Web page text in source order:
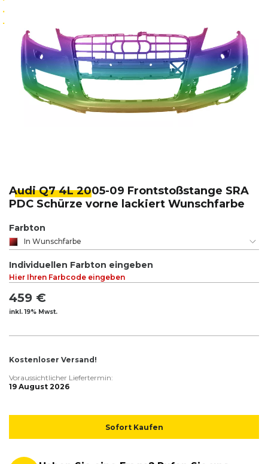
Audi Q7 4L 2005-09 Frontstoßstange SRA
PDC Schürze vorne lackiert Wunschfarbe
Farbton
In Wunschfarbe
Individuellen Farbton eingeben
Hier Ihren Farbcode eingeben
459 €
inkl. 19% Mwst.
Kostenloser Versand!
Voraussichtlicher Liefertermin:
19 August 2026
Sofort Kaufen